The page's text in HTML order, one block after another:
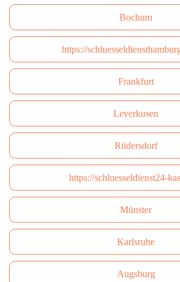
Bochum
https://
Frankfurt
Leverkusen
Rüdersdorf
https://schluesseldienst24-
Münster
Karlsruhe
Augsburg